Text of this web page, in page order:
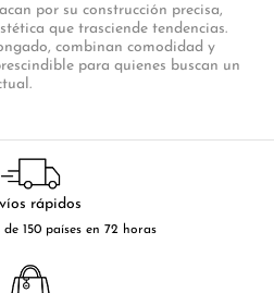
por su construcción precisa,
que trasciende tendencias.
combinan comodidad y
para quienes buscan un
rápidos
150 países en 72 horas